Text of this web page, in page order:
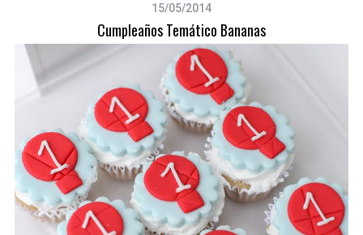
15/05/2014
Cumpleaños Temático Bananas